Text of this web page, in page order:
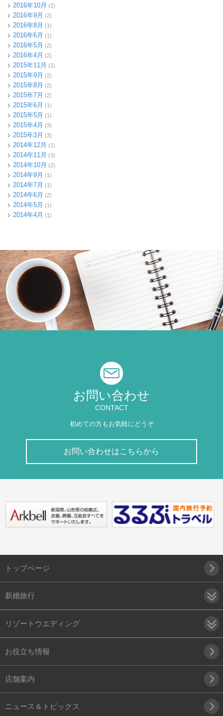
2016年10月 (2)
2016年9月 (2)
2016年8月 (1)
2016年6月 (1)
2016年5月 (2)
2016年4月 (2)
2015年11月 (2)
2015年9月 (2)
2015年8月 (2)
2015年7月 (2)
2015年6月 (1)
2015年5月 (1)
2015年4月 (3)
2015年3月 (3)
2014年12月 (1)
2014年11月 (3)
2014年10月 (2)
2014年9月 (1)
2014年7月 (1)
2014年6月 (2)
2014年5月 (1)
2014年4月 (1)
お問い合わせ
CONTACT
初めての方もお気軽にどうぞ
お問い合わせはこちらから
トップページ
新婚旅行
リゾートウエディング
お役立ち情報
店舗案内
ニュース＆トピックス